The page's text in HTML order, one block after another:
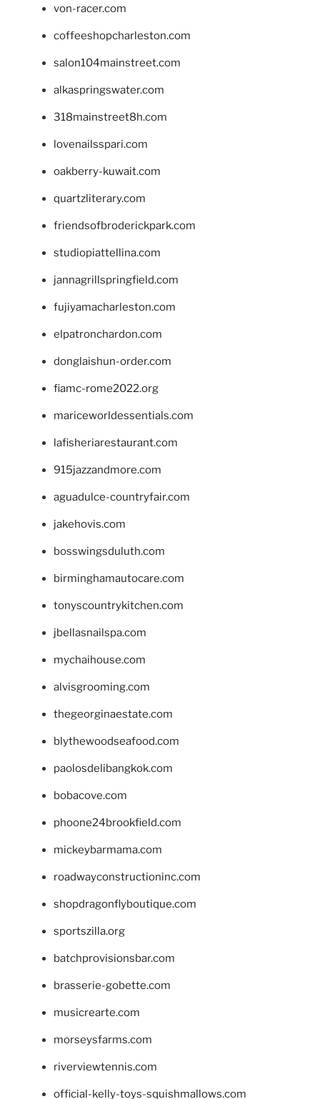
von-racer.com
coffeeshopcharleston.com
salon104mainstreet.com
alkaspringswater.com
318mainstreet8h.com
lovenailsspari.com
oakberry-kuwait.com
quartzliterary.com
friendsofbroderickpark.com
studiopiattellina.com
jannagrillspringfield.com
fujiyamacharleston.com
elpatronchardon.com
donglaishun-order.com
fiamc-rome2022.org
mariceworldessentials.com
lafisheriarestaurant.com
915jazzandmore.com
aguadulce-countryfair.com
jakehovis.com
bosswingsduluth.com
birminghamautocare.com
tonyscountrykitchen.com
jbellasnailspa.com
mychaihouse.com
alvisgrooming.com
thegeorginaestate.com
blythewoodseafood.com
paolosdelibangkok.com
bobacove.com
phoone24brookfield.com
mickeybarmama.com
roadwayconstructioninc.com
shopdragonflyboutique.com
sportszilla.org
batchprovisionsbar.com
brasserie-gobette.com
musicrearte.com
morseysfarms.com
riverviewtennis.com
official-kelly-toys-squishmallows.com